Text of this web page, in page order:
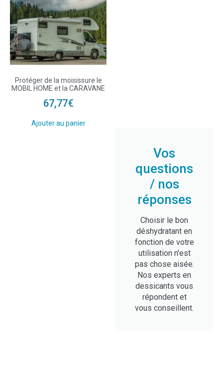
Protéger de la moisissure le
MOBIL HOME et la CARAVANE
67,77€
Ajouter au panier
Vos
questions
/ nos
réponses
Choisir le bon
déshydratant en
fonction de votre
utilisation n'est
pas chose aisée.
Nos experts en
dessicants vous
répondent et
vous conseillent.